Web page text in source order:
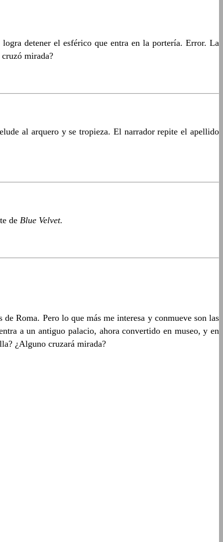
detener el esférico que entra en la portería. Error. La
mirada?
al arquero y se tropieza. El narrador repite el apellido
de Blue Velvet.
Roma. Pero lo que más me interesa y conmueve son las
a un antiguo palacio, ahora convertido en museo, y en
¿Alguno cruzará mirada?